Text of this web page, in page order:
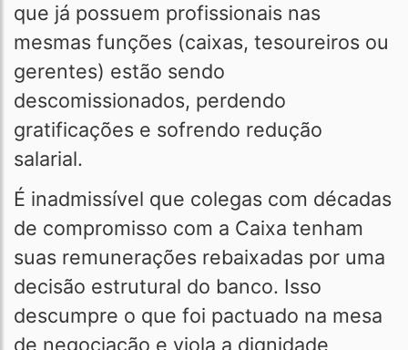
que já possuem profissionais nas
mesmas funções (caixas, tesoureiros ou
gerentes) estão sendo
descomissionados, perdendo
gratificações e sofrendo redução
salarial.
É inadmissível que colegas com décadas
de compromisso com a Caixa tenham
suas remunerações rebaixadas por uma
decisão estrutural do banco. Isso
descumpre o que foi pactuado na mesa
de negociação e viola a dignidade